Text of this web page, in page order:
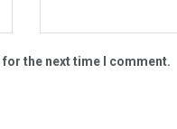
the next time I comment.